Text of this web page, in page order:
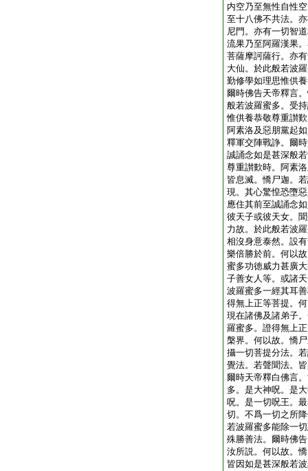
内空乃至無性自性
至十八佛不共法。
尼門。亦有一切智
流果乃至阿羅漢果
菩薩摩訶薩行。亦
大仙。於此般若波
勤修學如理思惟供
爾時佛告天帝釋言
般若波羅蜜多。受
惟供養恭敬尊重讃
阿素洛及惡朋黨起
釋軍交陣戰諍。爾
誠誦念如是甚深般
尊重讃歎時。阿素
皆息滅。憍尸迦。
現。其心驚惶恐墮
應住其前至誠誦念
彼天子或彼天女。
力故。於此般若波
相沒身意泰然。設
樂倍勝於前。何以
蜜多功徳威力甚廣
子善女人等。或諸
波羅蜜多一經其耳
得無上正等菩提。
現在諸佛及諸弟子
羅蜜多。證得無上
槃界。何以故。憍
攝一切菩提分法。
覺法。若聲聞法。
爾時天帝釋白佛言
多。是大神呪。是
呪。是一切呪王。
切。不爲一切之所
若波羅蜜多能除一
殊勝善法。爾時佛
汝所説。何以故。
皆因如是甚深般若